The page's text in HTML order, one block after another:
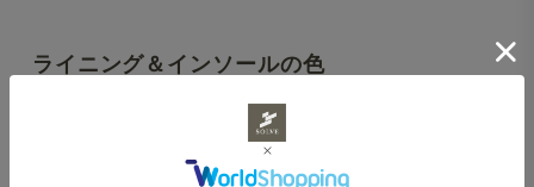
ライニング＆インソールの色
ライニング＆インソールの色はホワイトとブラックの2色からお選